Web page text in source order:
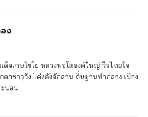
ง
ด็จเกษไชโย หลวงพ่อโตองค์ใหญ่ วีรไทยใจ
ตาชาววัง โด่งดังจักสาน ถิ่นฐานทำกลอง เมือง
นอน